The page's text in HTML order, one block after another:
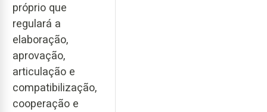
próprio que
regulará a
elaboração,
aprovação,
articulação e
compatibilização,
cooperação e